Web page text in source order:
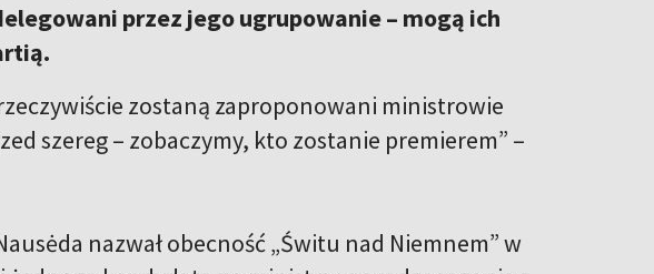
przez jego ugrupowanie – mogą ich
zostaną zaproponowani ministrowie
szereg – zobaczymy, kto zostanie premierem” –
nazwał obecność „Świtu nad Niemnem” w